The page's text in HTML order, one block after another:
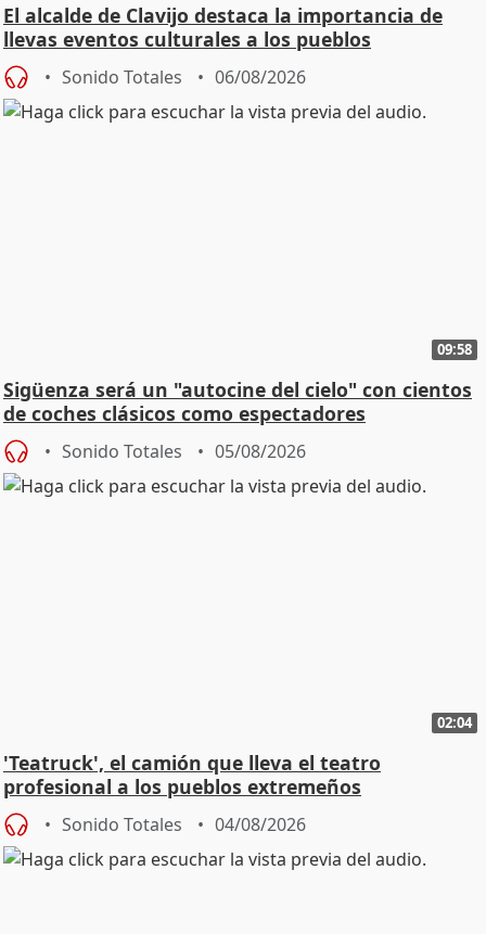
El alcalde de Clavijo destaca la importancia de
llevas eventos culturales a los pueblos
Sonido Totales 06/08/2026
09:58
Sigüenza será un "autocine del cielo" con cientos
de coches clásicos como espectadores
Sonido Totales 05/08/2026
02:04
'Teatruck', el camión que lleva el teatro
profesional a los pueblos extremeños
Sonido Totales 04/08/2026